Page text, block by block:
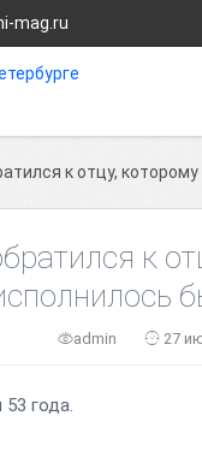
mag.ru
к отцу,
к
admin 27
года.